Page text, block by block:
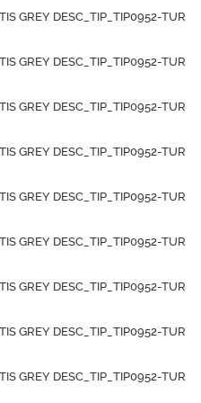
GREY DESC_TIP_TIP0952-TUR
GREY DESC_TIP_TIP0952-TUR
GREY DESC_TIP_TIP0952-TUR
GREY DESC_TIP_TIP0952-TUR
GREY DESC_TIP_TIP0952-TUR
GREY DESC_TIP_TIP0952-TUR
GREY DESC_TIP_TIP0952-TUR
GREY DESC_TIP_TIP0952-TUR
GREY DESC_TIP_TIP0952-TUR